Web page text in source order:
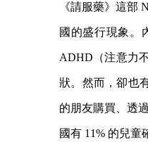
《請服藥》這部
國的盛行現象。
ADHD（注意力
狀。然而，卻也
的朋友購買、透
國有 11% 的兒